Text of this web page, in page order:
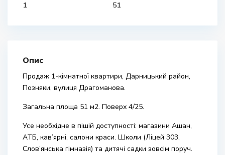
1 51
Опис
Продаж 1-кімнатної квартири, Дарницький район,
Позняки, вулиця Драгоманова.
Загальна площа 51 м2. Поверх 4/25.
Усе необхідне в пішій доступності: магазини Ашан,
АТБ, кав’ярні, салони краси. Школи (Ліцей 303,
Слов’янська гімназія) та дитячі садки зовсім поруч.